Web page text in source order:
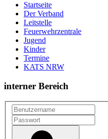
Startseite
Der Verband
Leitstelle
Feuerwehrzentrale
Jugend
Kinder
Termine
KATS NRW
interner Bereich